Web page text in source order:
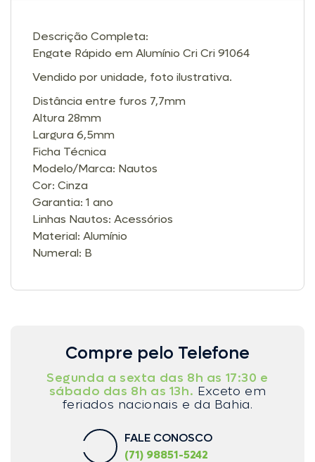
Descrição Completa:
Engate Rápido em Alumínio Cri Cri 91064
Vendido por unidade, foto ilustrativa.
Distância entre furos 7,7mm
Altura 28mm
Largura 6,5mm
Ficha Técnica
Modelo/Marca: Nautos
Cor: Cinza
Garantia: 1 ano
Linhas Nautos: Acessórios
Material: Alumínio
Numeral: B
Compre pelo Telefone
Segunda a sexta das 8h as 17:30 e
sábado das 8h as 13h. Exceto em
feriados nacionais e da Bahia.
FALE CONOSCO
(71) 98851-5242